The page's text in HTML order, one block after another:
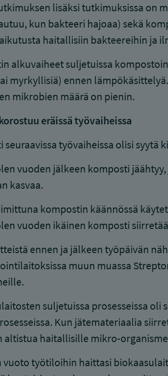
lisäksi tutkimuksissa on
kun bakteeri hajoaa) sekä
haitallisiin bakteereihin ja
alkuvaiheet suljetuissa
myrkyllisiä) ennen
mikrobien määrä on pienin.
eräissä työvaiheissa
seuraavissa työvaiheissa olisi
vuoden jälkeen komposti
kasvaa.
kompostin käännössä
vuoden ikäinen komposti
ennen ja jälkeen työpäivän
muun muassa
suljetuissa prosesseissa
Kun jätemateriaalia
altistua haitallisille mikro-
vuoto työtiloihin haittasi